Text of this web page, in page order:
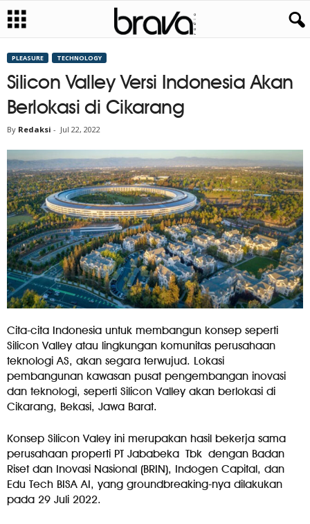
PLEASURE TECHNOLOGY
Silicon Valley Versi Indonesia Akan
Berlokasi di Cikarang
By Redaksi - Jul 22, 2022
Cita-cita Indonesia untuk membangun konsep seperti
Silicon Valley atau lingkungan komunitas perusahaan
teknologi AS, akan segara terwujud. Lokasi
pembangunan kawasan pusat pengembangan inovasi
dan teknologi, seperti Silicon Valley akan berlokasi di
Cikarang, Bekasi, Jawa Barat.
Konsep Silicon Valey ini merupakan hasil bekerja sama
perusahaan properti PT Jababeka Tbk dengan Badan
Riset dan Inovasi Nasional (BRIN), Indogen Capital, dan
Edu Tech BISA AI, yang groundbreaking-nya dilakukan
pada 29 Juli 2022.